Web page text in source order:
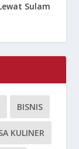
Sulam
BISNIS
KULINER